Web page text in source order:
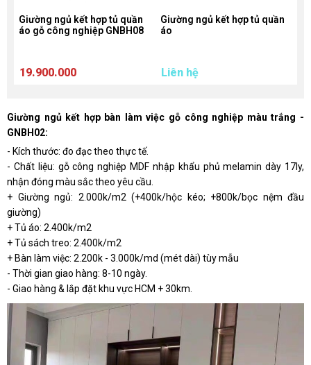
Giường ngủ kết hợp tủ quần
áo gỗ công nghiệp GNBH08
19.900.000
Giường ngủ kết hợp tủ quần
áo
Liên hệ
Giường ngủ kết hợp bàn làm việc gỗ công nghiệp màu trắng -
GNBH02:
- Kích thước: đo đạc theo thực tế.
- Chất liệu: gỗ công nghiệp MDF nhập khẩu phủ melamin dày 17ly,
nhận đóng màu sắc theo yêu cầu.
+ Giường ngủ: 2.000k/m2 (+400k/hộc kéo; +800k/bọc nệm đầu
giường)
+ Tủ áo: 2.400k/m2
+ Tủ sách treo: 2.400k/m2
+ Bàn làm việc: 2.200k - 3.000k/md (mét dài) tùy mẫu
- Thời gian giao hàng: 8-10 ngày.
- Giao hàng & lắp đặt khu vực HCM + 30km.